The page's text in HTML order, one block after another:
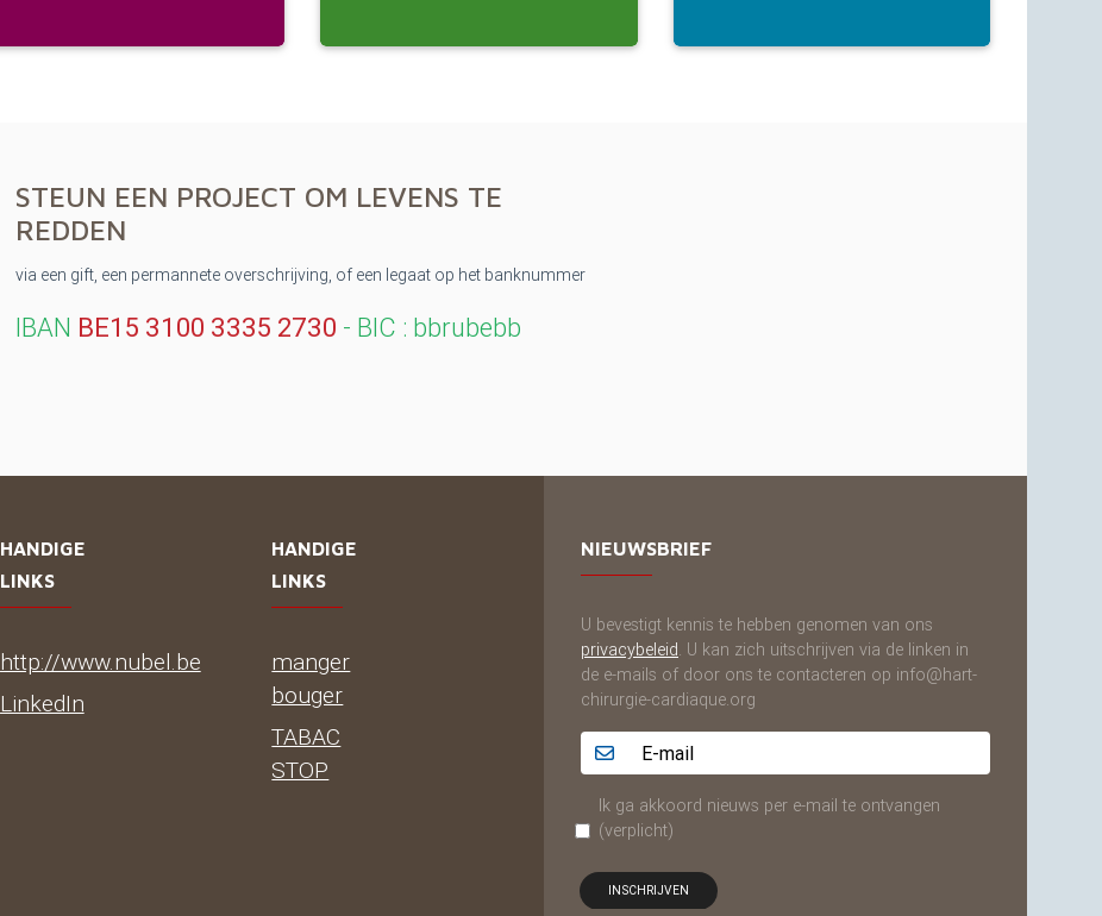
STEUN EEN PROJECT OM LEVENS TE
REDDEN
via een gift, een permannete overschrijving, of een legaat op het banknummer
IBAN BE15 3100 3335 2730 - BIC : bbrubebb
HANDIGE
LINKS
http://www.nubel.be
LinkedIn
HANDIGE
LINKS
manger
bouger
TABAC
STOP
NIEUWSBRIEF
U bevestigt kennis te hebben genomen van ons
privacybeleid. U kan zich uitschrijven via de linken in
de e-mails of door ons te contacteren op info@hart-
chirurgie-cardiaque.org
Adresse email...
Ik ga akkoord nieuws per e-mail te ontvangen
(verplicht)